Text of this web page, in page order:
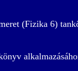
(Fizika 6)